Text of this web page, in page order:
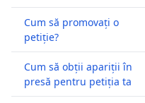
Cum să promovați o
petiție?
Cum să obții apariții în
presă pentru petiția ta